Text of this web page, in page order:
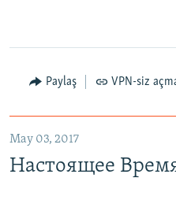
Paylaş VPN-siz
May 03, 2017
Настоящее